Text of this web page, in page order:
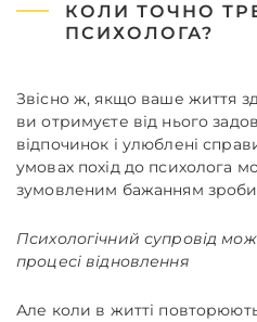
КОЛИ ТОЧНО
ПСИХОЛОГА?
Звісно ж, якщо ваше життя
ви отримуєте від нього
відпочинок і улюблені
умовах похід до психолога
зумовленим бажанням
Психологічний супровід
процесі відновлення
Але коли в житті